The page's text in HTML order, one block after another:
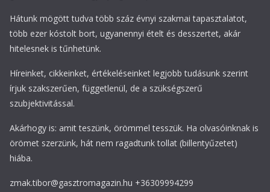
Hátunk mögött tudva több száz évnyi szakmai tapasztalatot,
több ezer kóstolt bort, ugyanennyi ételt és desszertet, akár
hitelesnek is tűnhetünk.
Híreinket, cikkeinket, értékeléseinket legjobb tudásunk szerint
írjuk szakszerűen, függetlenül, de a szükségszerű
szubjektivitással.
Akárhogy is: amit teszünk, örömmel tesszük. Ha olvasóinknak is
örömet szerzünk, hát nem ragadtunk tollat (billentyűzetet)
hiába.
zmak.tibor@gasztromagazin.hu +36309994299